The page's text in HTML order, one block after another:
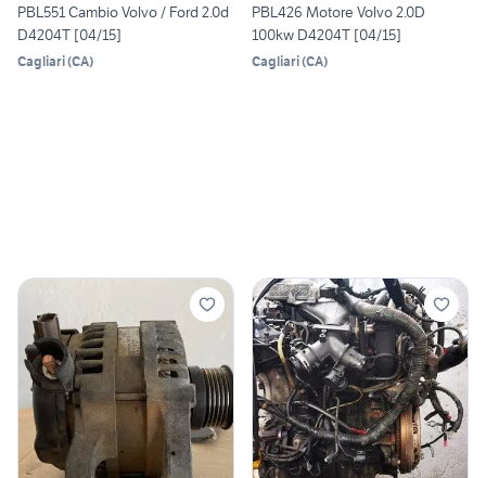
PBL551 Cambio Volvo / Ford 2.0d
D4204T [04/15]
Cagliari(CA)
PBL426 Motore Volvo 2.0D
100kw D4204T [04/15]
Cagliari(CA)